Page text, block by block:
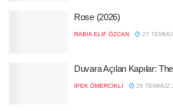
Rose (2026)
RABIA ELIF ÖZCAN 27
Duvara Açılan Kapılar:
İPEK ÖMERCIKLI 26 TEMMUZ